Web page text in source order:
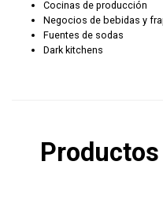
Cocinas de producción
Negocios de bebidas y
Fuentes de sodas
Dark kitchens